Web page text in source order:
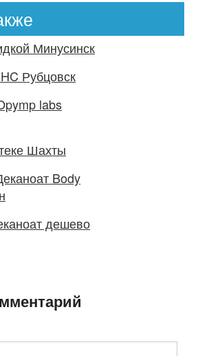
Минусинск
Рубцовск
labs
Шахты
Body
дешево